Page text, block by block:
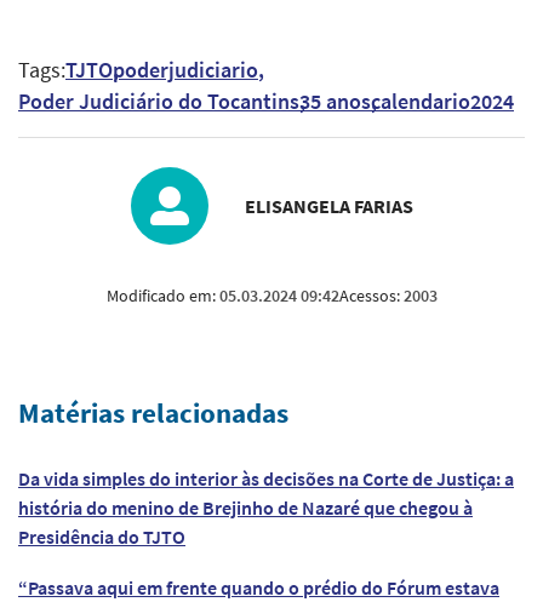
Tags:TJTOpoderjudiciario
Poder Judiciário do Tocantins35 anoscalendario2024
ELISANGELA FARIAS
Modificado em:05.03.2024 09:42Acessos:2003
Matérias relacionadas
Da vida simples do interior às decisões na Corte de Justiça: a
história do menino de Brejinho de Nazaré que chegou à
Presidência do TJTO
“Passava aqui em frente quando o prédio do Fórum estava